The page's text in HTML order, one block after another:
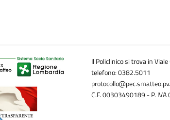
come obiettivi lo studio delle interazioni virus-
un approccio One-Health.
da
Alessandro Borghesi, principal
e Virologia, e dei suoi collaboratori,
Oncoematologia pediatrica;
Il Policlinico si trova in
telefono: 0382.5011
C.F. 00303490189 - P.